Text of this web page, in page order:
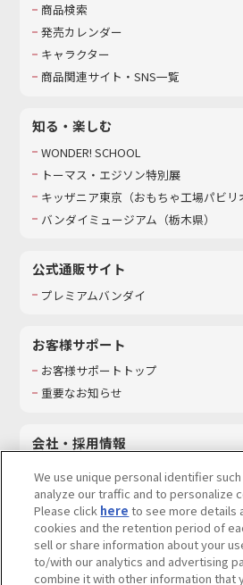
商品検索
発売カレンダー
キャラクター
商品関連サイト・SNS一覧
知る・楽しむ
WONDER! SCHOOL
トーマス・エジソン特別展
キッザニア東京（おもちゃ工場パビリ
バンダイミュージアム（栃木県）
公式通販サイト
プレミアムバンダイ
お客様サポート
お客様サポートトップ
重要なお知らせ
会社・採用情報
採用情報
サステナビリティ
お問い合わせ
We use unique personal identifier
analyze our traffic and to personalize
Please click here to see more details
cookies and the retention period of
sell or share information about your
to/with our analytics and advertising
combine it with other information that